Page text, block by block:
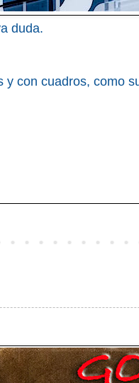
duda.
con cuadros, como